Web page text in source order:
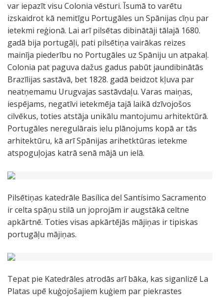
var iepazīt visu Colonia vēsturi. Īsumā to varētu
izskaidrot kā nemitīgu Portugāles un Spānijas cīņu par
ietekmi reģionā. Lai arī pilsētas dibinātāji tālajā 1680.
gadā bija portugāļi, pati pilsētiņa vairākas reizes
mainīja piederību no Portugāles uz Spāniju un atpakaļ.
Colonia pat paguva dažus gadus pabūt jaundibinātās
Brazīlijas sastāvā, bet 1828. gadā beidzot kļuva par
neatņemamu Urugvajas sastāvdaļu. Varas maiņas,
iespējams, negatīvi ietekmēja tajā laikā dzīvojošos
cilvēkus, toties atstāja unikālu mantojumu arhitektūrā.
Portugāles neregulārais ielu plānojums kopā ar tās
arhitektūru, kā arī Spānijas arihetktūras ietekme
atspoguļojas katrā senā mājā un ielā.
Pilsētiņas katedrāle Basílica del Santísimo Sacramento
ir celta spāņu stilā un joprojām ir augstākā celtne
apkārtnē. Toties visas apkārtējās mājiņas ir tipiskas
portugāļu mājiņas.
Tepat pie Katedrāles atrodās arī bāka, kas siganlizē La
Platas upē kuģojošajiem kuģiem par piekrastes